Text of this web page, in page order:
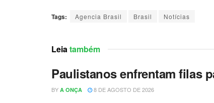
Tags: Agencia Brasil Brasil Notícias
Leiatambém
Paulistanos enfrentam filas
BY A ONÇA 8 DE AGOSTO DE 2026